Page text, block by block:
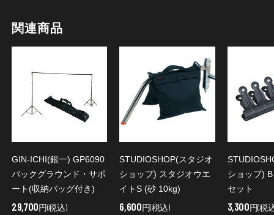
関連商品
GIN-ICHI(銀一) GP6090
バックグラウンド・サポ
ート(収納バッグ付き)
29,700円(税込)
STUDIOSHOP(スタジオ
ショップ) スタジオウエ
イトS (砂 10kg)
6,600円(税込)
ショップ)
セット
3,300円(税